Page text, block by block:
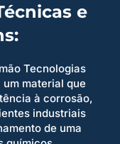
e
Tecnologias
material que
à corrosão,
industriais
de uma